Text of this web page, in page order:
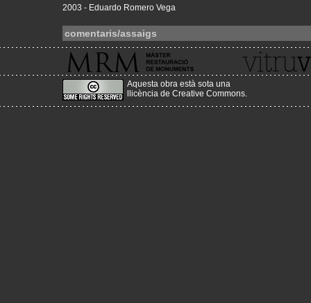
2003 - Eduardo Romero Vega
comentaris/assaigs
Aquesta obra està sota una
llicència de Creative Commons.